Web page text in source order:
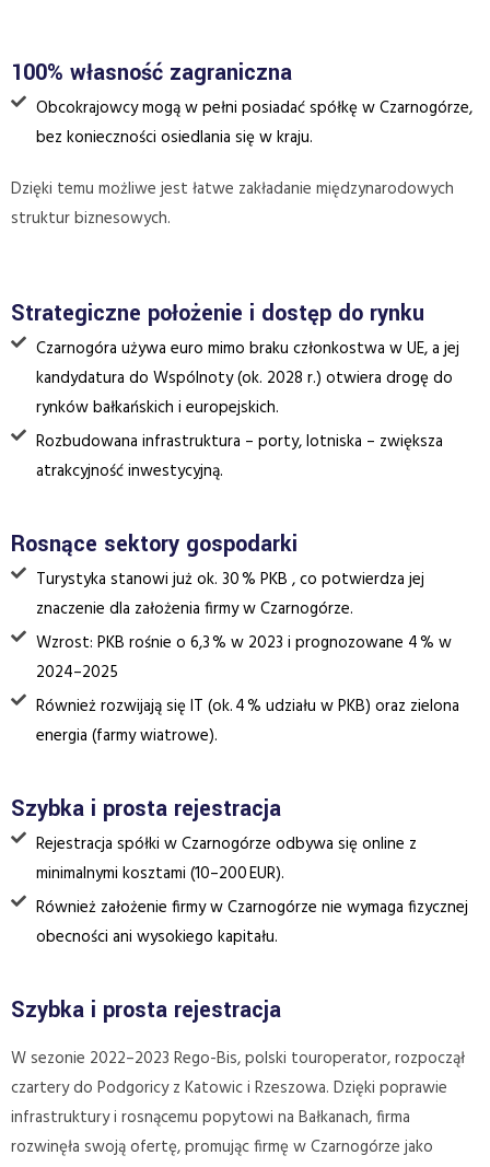
100% własność zagraniczna
Obcokrajowcy mogą w pełni posiadać spółkę w Czarnogórze,
bez konieczności osiedlania się w kraju.
Dzięki temu możliwe jest łatwe zakładanie międzynarodowych
struktur biznesowych.
Strategiczne położenie i dostęp do rynku
Czarnogóra używa euro mimo braku członkostwa w UE, a jej
kandydatura do Wspólnoty (ok. 2028 r.) otwiera drogę do
rynków bałkańskich i europejskich.
Rozbudowana infrastruktura – porty, lotniska – zwiększa
atrakcyjność inwestycyjną.
Rosnące sektory gospodarki
Turystyka stanowi już ok. 30 % PKB , co potwierdza jej
znaczenie dla założenia firmy w Czarnogórze.
Wzrost: PKB rośnie o 6,3 % w 2023 i prognozowane 4 % w
2024–2025
Również rozwijają się IT (ok. 4 % udziału w PKB) oraz zielona
energia (farmy wiatrowe).
Szybka i prosta rejestracja
Rejestracja spółki w Czarnogórze odbywa się online z
minimalnymi kosztami (10–200 EUR).
Również założenie firmy w Czarnogórze nie wymaga fizycznej
obecności ani wysokiego kapitału.
Szybka i prosta rejestracja
W sezonie 2022–2023 Rego-Bis, polski touroperator, rozpoczął
czartery do Podgoricy z Katowic i Rzeszowa. Dzięki poprawie
infrastruktury i rosnącemu popytowi na Bałkanach, firma
rozwinęła swoją ofertę, promując firmę w Czarnogórze jako